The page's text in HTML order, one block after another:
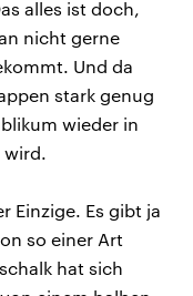
alles ist doch,
nicht gerne
Und da
stark genug
wieder in
wird.
Einzige. Es gibt ja
so einer Art
hat sich